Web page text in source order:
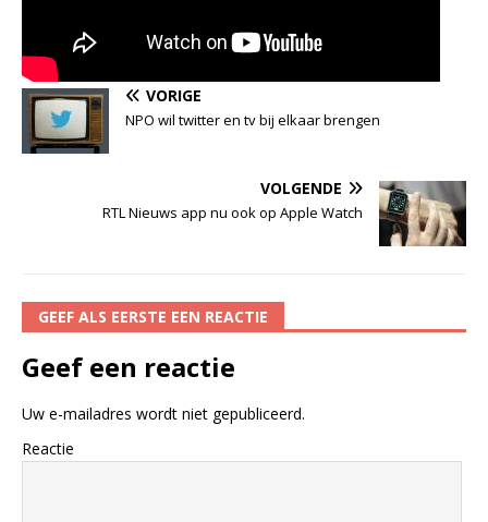
VORIGE
NPO wil twitter en tv bij elkaar brengen
VOLGENDE
RTL Nieuws app nu ook op Apple Watch
GEEF ALS EERSTE EEN REACTIE
Geef een reactie
Uw e-mailadres wordt niet gepubliceerd.
Reactie